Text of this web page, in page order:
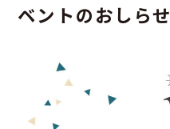
ベントのおしらせ